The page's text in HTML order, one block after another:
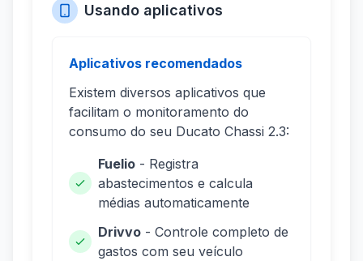
Usando aplicativos
Aplicativos recomendados
Existem diversos aplicativos que
facilitam o monitoramento do
consumo do seu Ducato Chassi 2.3:
Fuelio - Registra
abastecimentos e calcula
médias automaticamente
Drivvo - Controle completo de
gastos com seu veículo